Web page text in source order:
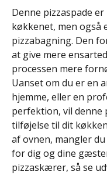
Denne pizzaspade
køkkenet, men også
pizzabagning. Den
at give mere
processen mere
Uanset om du er en
hjemme, eller en
perfektion, vil
tilføjelse til dit
af ovnen, mangler
for dig og dine
pizzaskærer, så se